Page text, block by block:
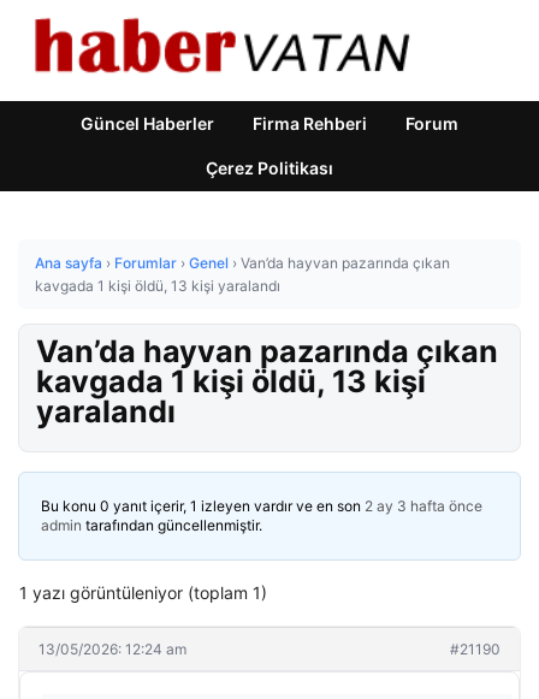
Güncel Haberler Firma Rehberi Forum
Çerez Politikası
Ana sayfa › Forumlar › Genel › Van’da hayvan pazarında çıkan
kavgada 1 kişi öldü, 13 kişi yaralandı
Van’da hayvan pazarında çıkan
kavgada 1 kişi öldü, 13 kişi
yaralandı
Bu konu 0 yanıt içerir, 1 izleyen vardır ve en son 2 ay 3 hafta önce
admin tarafından güncellenmiştir.
1 yazı görüntüleniyor (toplam 1)
13/05/2026: 12:24 am #21190